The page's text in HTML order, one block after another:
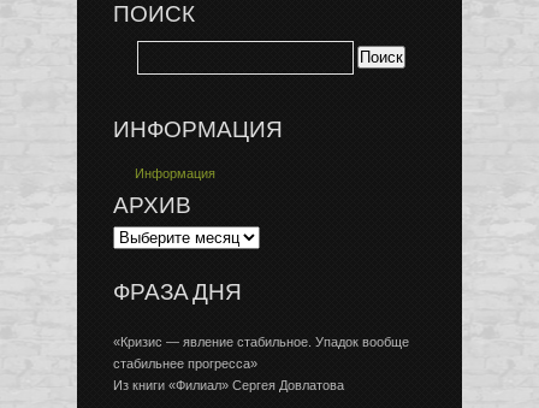
ПОИСК
ИНФОРМАЦИЯ
Информация
АРХИВ
ФРАЗА ДНЯ
«Кризис — явление стабильное. Упадок вообще
стабильнее прогресса»
Из книги «Филиал» Сергея Довлатова